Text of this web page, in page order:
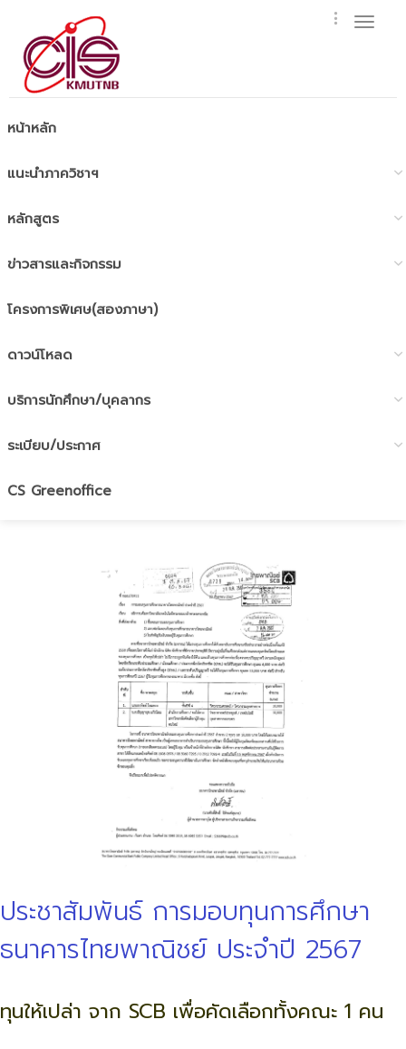
หน้าหลัก
แนะนำภาควิชาฯ
หลักสูตร
ข่าวสารและกิจกรรม
โครงการพิเศษ(สองภาษา)
ดาวน์โหลด
บริการนักศึกษา/บุคลากร
ระเบียบ/ประกาศ
CS Greenoffice
ประชาสัมพันธ์ การมอบทุนการศึกษา
ธนาคารไทยพาณิชย์ ประจำปี 2567
ทุนให้เปล่า จาก SCB เพื่อคัดเลือกทั้งคณะ 1 คน